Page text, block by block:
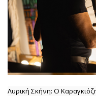
Λυρική Σκήνη: Ο